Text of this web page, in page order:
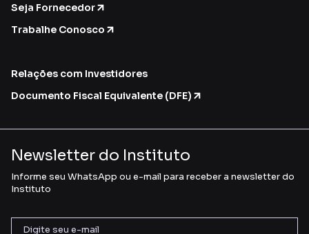
Seja Fornecedor
Trabalhe Conosco
Relações com Investidores
Documento Fiscal Equivalente (DFE)
Newsletter do Instituto
Informe seu WhatsApp ou e-mail para receber a newsletter do
Instituto